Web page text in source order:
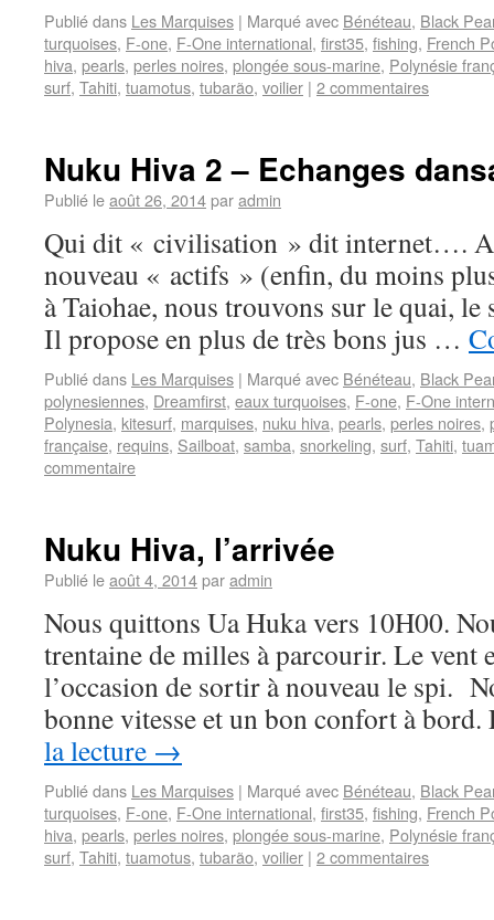
Publié dans Les Marquises | Marqué avec Bénéteau, Black
turquoises, F-one, F-One international, first35, fishing, French
hiva, pearls, perles noires, plongée sous-marine, Polynésie
surf, Tahiti, tuamotus, tubarão, voilier | 2 commentaires
Nuku Hiva 2 – Echanges
Publié leaoût 26, 2014paradmin
Qui dit « civilisation » dit internet….
nouveau « actifs » (enfin, du moins
à Taiohae, nous trouvons sur le quai,
Il propose en plus de très bons jus …
Publié dans Les Marquises | Marqué avec Bénéteau, Black
polynesiennes, Dreamfirst, eaux turquoises, F-one, F-One
Polynesia, kitesurf, marquises, nuku hiva, pearls, perles noires,
française, requins, Sailboat, samba, snorkeling, surf, Tahiti,
commentaire
Nuku Hiva, l’arrivée
Publié leaoût 4, 2014paradmin
Nous quittons Ua Huka vers 10H00.
trentaine de milles à parcourir. Le vent
l’occasion de sortir à nouveau le spi.
bonne vitesse et un bon confort à
la lecture →
Publié dans Les Marquises | Marqué avec Bénéteau, Black
turquoises, F-one, F-One international, first35, fishing, French
hiva, pearls, perles noires, plongée sous-marine, Polynésie
surf, Tahiti, tuamotus, tubarão, voilier | 2 commentaires